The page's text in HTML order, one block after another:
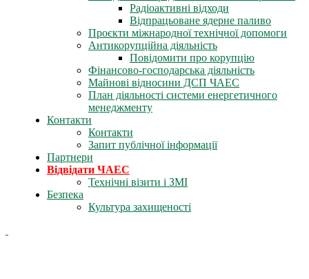
Радіоактивні відходи
Відпрацьоване ядерне паливо
Проєкти міжнародної технічної допомоги
Антикорупційна діяльність
Повідомити про корупцію
Фінансово-господарська діяльність
Майнові відносини ДСП ЧАЕС
План діяльності системи енергетичного
менеджменту
Контакти
Контакти
Запит публічної інформації
Партнери
Відвідати ЧАЕС
Технічні візити і ЗМІ
Безпека
Культура захищеності